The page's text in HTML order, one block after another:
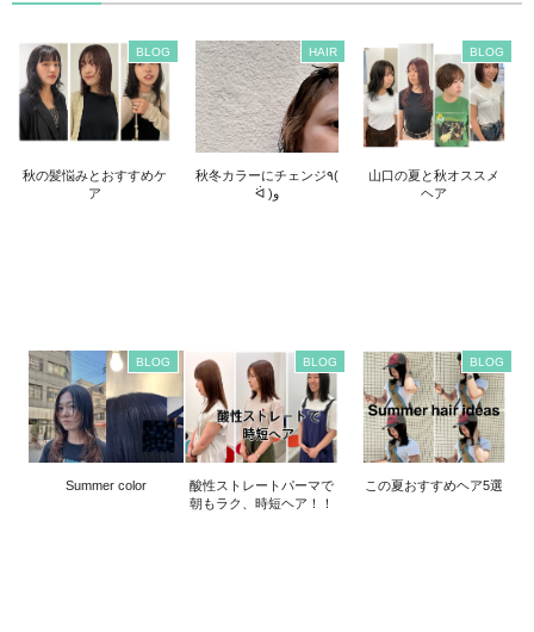
BLOG
秋の髪悩みとおすすめケ
ア
HAIR
秋冬カラーにチェンジ٩(
ᐛ )و
BLOG
山口の夏と秋オススメ
ヘア
BLOG
Summer color
BLOG
酸性ストレートパーマで
朝もラク、時短ヘア！！
BLOG
この夏おすすめヘア5選